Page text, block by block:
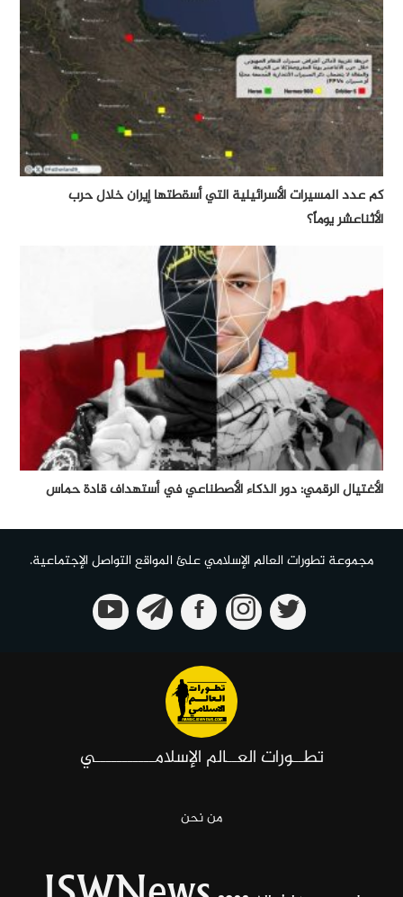
كم عدد المسيرات الأسرائيلية التي أسقطتها إيران خلال حرب
الأثناعشر يوماً؟
الأغتيال الرقمي: دور الذكاء الأصطناعي في أستهداف قادة حماس
مجموعة تطورات العالم الإسلامي علئ المواقع التواصل الإجتماعية.
تطــورات العــالم الإسلامـــــــــــي
من نحن